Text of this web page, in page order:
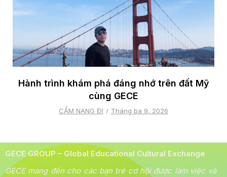
Hành trình khám phá đáng nhớ trên đất Mỹ
cùng GECE
CẨM NANG ĐI Tháng ba 9, 2026
GECE GROUP – Global Educational Cultural Exchange
GECE mang đến cho các bạn trẻ cơ hội được làm việc và